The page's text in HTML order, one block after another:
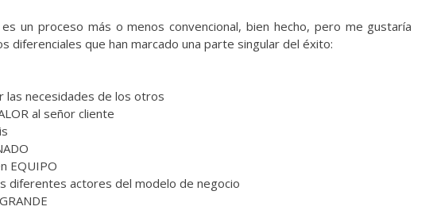
un proceso más o menos convencional, bien hecho, pero me gustaría
diferenciales que han marcado una parte singular del éxito:
las necesidades de los otros
al señor cliente
EQUIPO
diferentes actores del modelo de negocio